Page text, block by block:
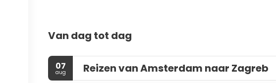
Van dag tot dag
07
aug Reizen van Amsterdam naar Zagreb